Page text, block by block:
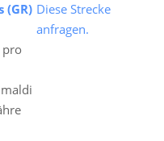
(GR) Diese Strecke
anfragen.
pro